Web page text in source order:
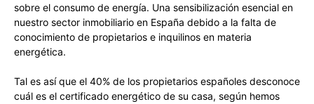
sobre el consumo de energía. Una sensibilización esencial en
nuestro sector inmobiliario en España debido a la falta de
conocimiento de propietarios e inquilinos en materia
energética.
Tal es así que el 40% de los propietarios españoles desconoce
cuál es el certificado energético de su casa, según hemos